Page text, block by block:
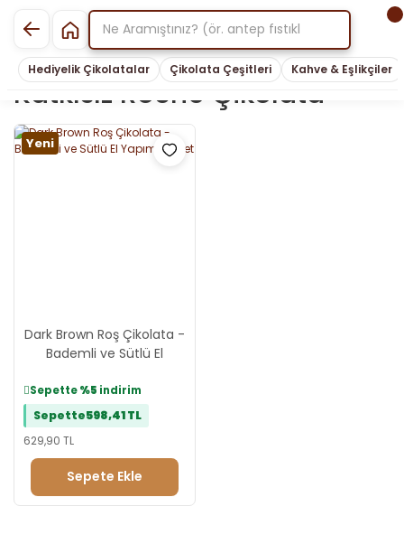
Hediyelik Çikolatalar Çikolata Çeşitleri Kahve & Eşlikçiler
Katkısız Roche Çikolata
Yeni
Dark Brown Roş Çikolata -
Bademli ve Sütlü El
Sepette%5 indirim
Sepette598,41 TL
629,90 TL
Sepete Ekle